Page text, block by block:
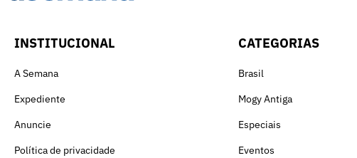
INSTITUCIONAL
A Semana
Expediente
Anuncie
Política de privacidade
CATEGORIAS
Brasil
Mogy Antiga
Especiais
Eventos